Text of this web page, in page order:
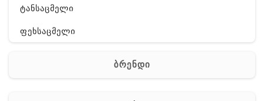
ტანსაცმელი
ფეხსაცმელი
აქსესუარები
ბრენდი